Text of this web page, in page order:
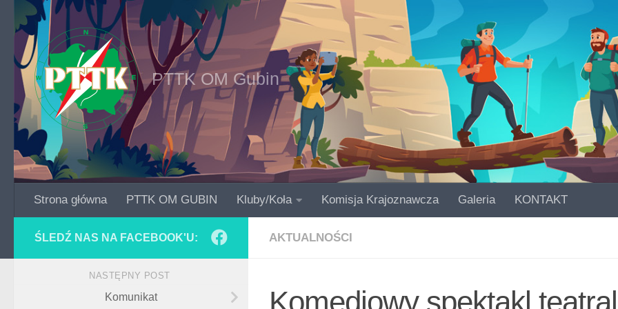
Skip to content
PTTK OM Gubin
Strona główna PTTK OM GUBIN Kluby/Koła Komisja Krajoznawcza Galeria KONTAKT
AKTUALNOŚCI
Komediowy spektakl
ŚLEDŹ NAS NA FACEBOOK'U:
NASTĘPNY POST
Komunikat